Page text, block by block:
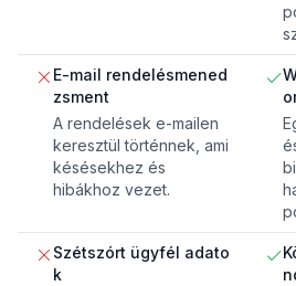
E-mail rendelésmened
zsment
A rendelések e-mailen
keresztül történnek, ami
késésekhez és
hibákhoz vezet.
Szétszórt ügyfél adato
k